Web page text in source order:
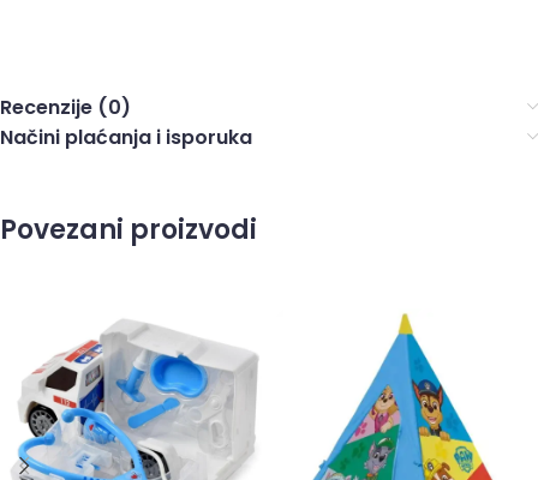
Recenzije (0)
Načini plaćanja i isporuka
Povezani proizvodi